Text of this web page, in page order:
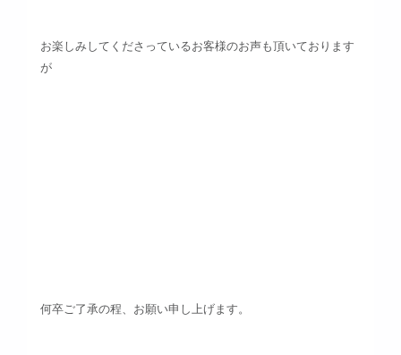
お楽しみしてくださっているお客様のお声も頂いております
が
何卒ご了承の程、お願い申し上げます。